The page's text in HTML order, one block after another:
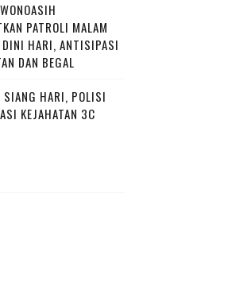
PATROLI MALAM
HARI, ANTISIPASI
DAN BEGAL
SIANG HARI, POLISI
KEJAHATAN 3C